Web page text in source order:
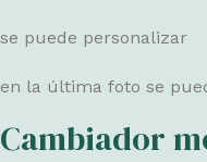
se puede personalizar
en la última foto se
Cambiador